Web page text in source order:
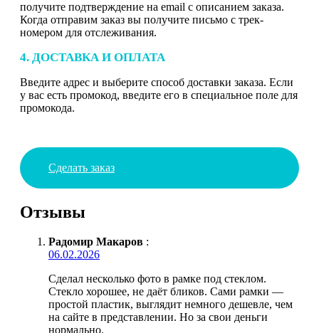
получите подтверждение на email с описанием заказа.
Когда отправим заказ вы получите письмо с трек-
номером для отслеживания.
4. ДОСТАВКА И ОПЛАТА
Введите адрес и выберите способ доставки заказа. Если
у вас есть промокод, введите его в специальное поле для
промокода.
Сделать заказ
Отзывы
Радомир Макаров :
06.02.2026
Сделал несколько фото в рамке под стеклом.
Стекло хорошее, не даёт бликов. Сами рамки —
простой пластик, выглядит немного дешевле, чем
на сайте в представлении. Но за свои деньги
нормально.